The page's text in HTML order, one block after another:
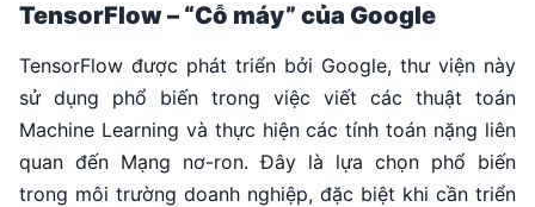
TensorFlow – “Cỗ máy” của Google
TensorFlow được phát triển bởi Google, thư viện này
sử dụng phổ biến trong việc viết các thuật toán
Machine Learning và thực hiện các tính toán nặng liên
quan đến Mạng nơ-ron. Đây là lựa chọn phổ biến
trong môi trường doanh nghiệp, đặc biệt khi cần triển